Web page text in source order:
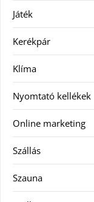
Játék
Kerékpár
Klíma
Nyomtató kellékek
Online marketing
Szállás
Szauna